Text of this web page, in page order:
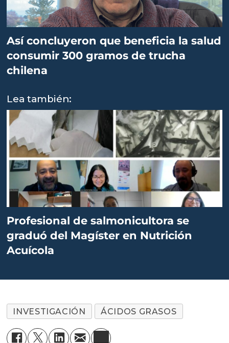
Así concluyeron que beneficia la salud
consumir 300 gramos de trucha
chilena
Lea también:
Profesional de salmonicultora se
graduó del Magíster en Nutrición
Acuícola
INVESTIGACIÓN ÁCIDOS GRASOS